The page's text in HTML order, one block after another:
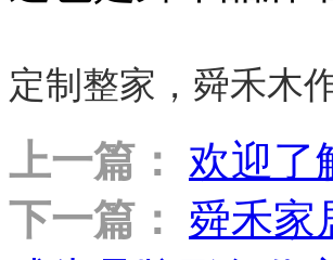
定制整家，舜禾
上一篇：
欢迎了
下一篇：
舜禾家